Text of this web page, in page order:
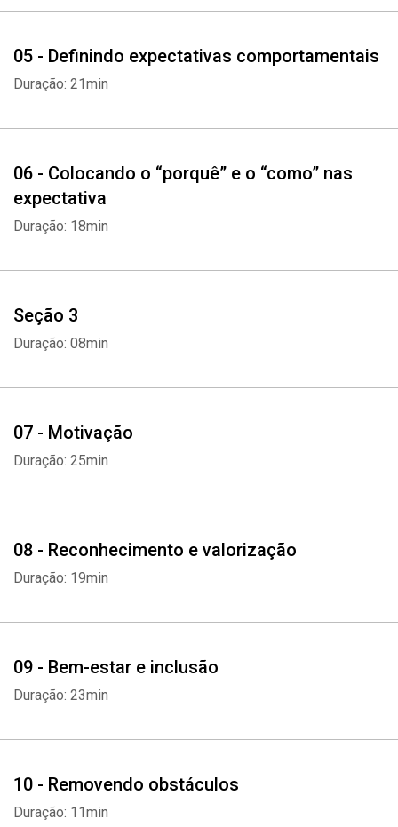
05 - Definindo expectativas comportamentais
Duração: 21min
06 - Colocando o “porquê” e o “como” nas
expectativa
Duração: 18min
Seção 3
Duração: 08min
07 - Motivação
Duração: 25min
08 - Reconhecimento e valorização
Duração: 19min
09 - Bem-estar e inclusão
Duração: 23min
10 - Removendo obstáculos
Duração: 11min